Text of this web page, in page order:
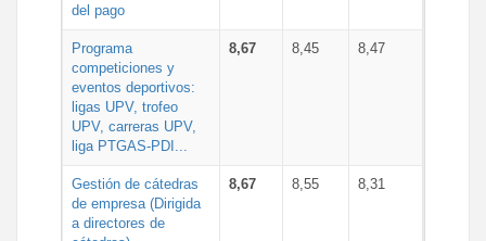
del pago
Programa
competiciones y
eventos deportivos:
ligas UPV, trofeo
UPV, carreras UPV,
liga PTGAS-PDI...
8,67 8,45 8,47
Gestión de cátedras
de empresa (Dirigida
a directores de
8,67 8,55 8,31